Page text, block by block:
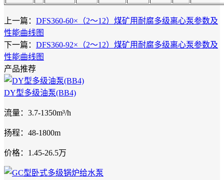
上一篇： DFS360-60×（2～12）煤矿用耐腐多级离心泵参数及
性能曲线图
下一篇： DFS360-92×（2～12）煤矿用耐腐多级离心泵参数及
性能曲线图
产品推荐
DY型多级油泵(BB4)
流量：3.7-1350m³/h
扬程：48-1800m
价格：1.45-26.5万